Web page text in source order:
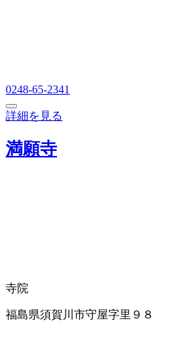
0248-65-2341
詳細を見る
満願寺
寺院
福島県須賀川市守屋字里９８